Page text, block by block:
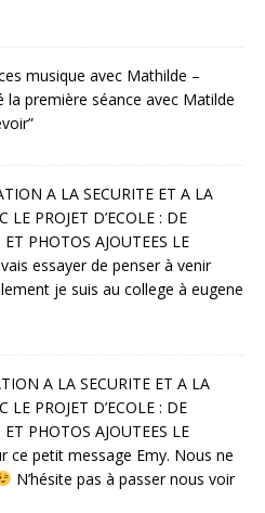
musique avec Mathilde –
la première séance avec Matilde
”
A LA SECURITE ET A LA
LE PROJET D’ECOLE : DE
PHOTOS AJOUTEES LE
essayer de penser à venir
je suis au college à eugene
A LA SECURITE ET A LA
LE PROJET D’ECOLE : DE
PHOTOS AJOUTEES LE
ce petit message Emy. Nous ne
N’hésite pas à passer nous voir